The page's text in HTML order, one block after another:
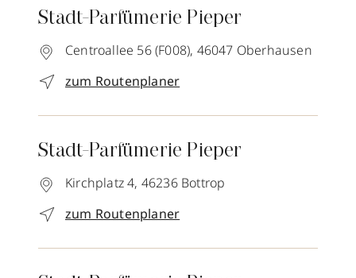
Stadt-Parfümerie Pieper
Centroallee 56 (F008), 46047 Oberhausen
zum Routenplaner
Stadt-Parfümerie Pieper
Kirchplatz 4, 46236 Bottrop
zum Routenplaner